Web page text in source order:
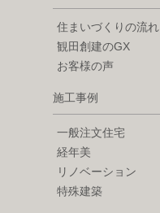
住まいづくりの流れ
観田創建のGX
お客様の声
施工事例
一般注文住宅
経年美
リノベーション
特殊建築